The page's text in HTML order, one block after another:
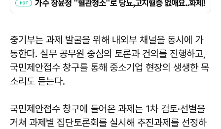
중기부는 과제 발굴을 위해 내외부 채널을 동시에 가
동한다. 실무 공무원 중심의 토론과 건의를 진행하고,
국민제안접수 창구를 통해 중소기업 현장의 생생한 목
소리도 듣는다.
국민제안접수 창구에 들어온 과제는 1차 검토·선별을
거쳐 과제별 집단토론회를 실시해 추진과제를 선정하